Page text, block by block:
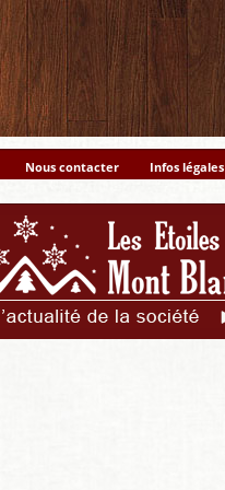
Nous contacter Infos légales